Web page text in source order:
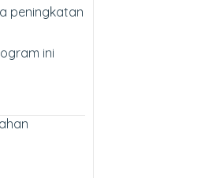
peningkatan
ini